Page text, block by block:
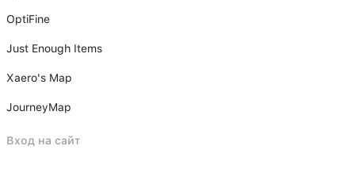
OptiFine
Just Enough Items
Xаero's Mаp
JourneyMap
Вход на сайт